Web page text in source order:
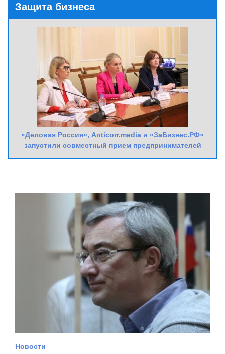
Защита бизнеса
«Деловая Россия», Anticorr.media и «ЗаБизнес.РФ»
запустили совместный прием предпринимателей
Новости